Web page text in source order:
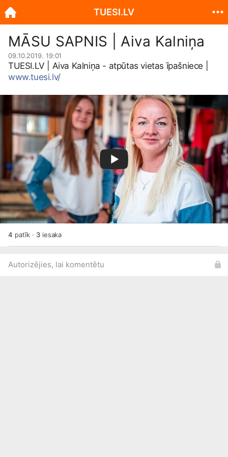
MĀSU SAPNIS | Aiva Kalniņa
09.10.2019. 19:01
TUESI.LV | Aiva Kalniņa - atpūtas vietas īpašniece |
www.tuesi.lv/
4 patīk · 3iesaka
Autorizējies, lai komentētu
TUESI.LV